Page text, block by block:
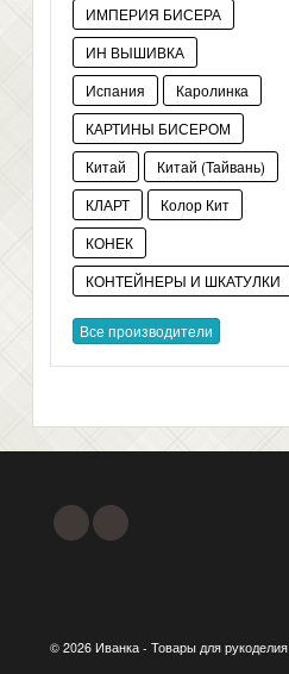
ИМПЕРИЯ БИСЕРА
ИН ВЫШИВКА
Испания
Каролинка
КАРТИНЫ БИСЕРОМ
Китай
Китай (Тайвань)
КЛАРТ
Колор Кит
КОНЕК
КОНТЕЙНЕРЫ И ШКАТУЛКИ
Все производители
© 2026 Иванка - Товары для рукоделия